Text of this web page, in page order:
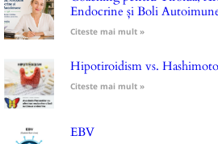
Endocrine și Boli
Citeste mai mult »
Hipotiroidism vs. Hashimoto
Citeste mai mult »
EBV